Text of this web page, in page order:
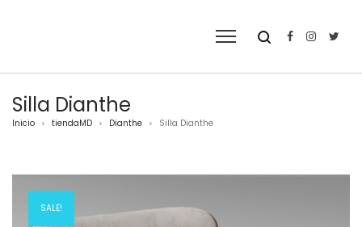
Silla Dianthe
Inicio > tiendaMD > Dianthe > Silla Dianthe
SALE!